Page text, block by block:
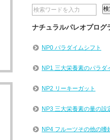
ナチュラルパレオプログ
NP0 パラダイムシフト
NP1 三大栄養素のパラダ
NP2 リーキーガット
NP3 三大栄養素の量の設
NP4 フルーツその他の嗜